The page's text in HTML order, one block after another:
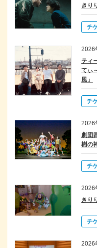
わくわくアートフェスティバ
受付開始時間についてご案内
きり
チ
2026
ティ
てぃ
風」
チ
2026
劇団
樹の
チ
2026
きり
チ
2026